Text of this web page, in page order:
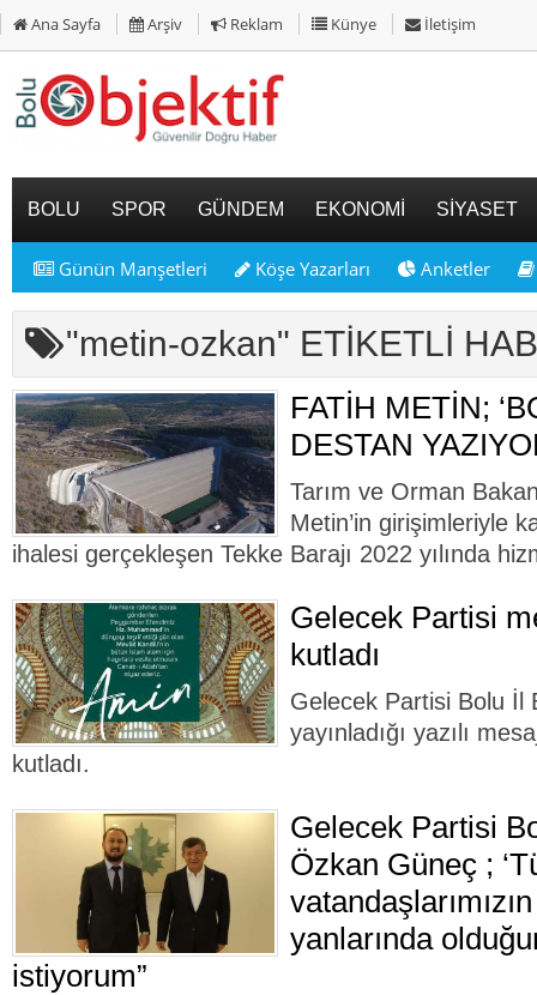
Ana Sayfa Arşiv Reklam Künye İletişim
BOLU SPOR GÜNDEM EKONOMİ SİYASET
Günün Manşetleri Köşe Yazarları Anketler
"metin-ozkan" ETİKETLİ
FATİH METİN;
DESTAN
Tarım ve Orman
Metin’in girişimleriyle
ihalesi gerçekleşen Tekke Barajı 2022 yılında
Gelecek Partisi
kutladı
Gelecek Partisi Bolu İl
yayınladığı yazılı
kutladı.
Gelecek Partisi
Özkan Güneç ;
yanlarında
istiyorum”